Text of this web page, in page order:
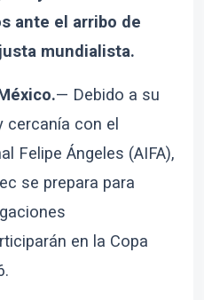
ante el arribo de
mundialista.
— Debido a su
cercanía con el
Felipe Ángeles (AIFA),
se prepara para
en la Copa